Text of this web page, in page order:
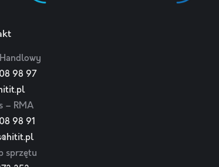
98 97
– RMA
98 91
sprzętu